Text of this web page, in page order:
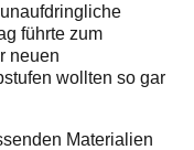
87
führte zum
neuen
wollten so gar
Materialien